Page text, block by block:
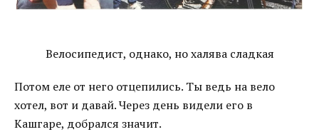
Велосипедист, однако, но халява сладкая
Потом еле от него отцепились. Ты ведь на вело
хотел, вот и давай. Через день видели его в
Кашгаре, добрался значит.